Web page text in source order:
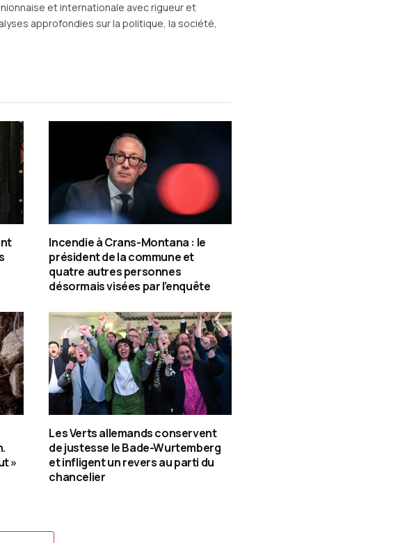
et internationale avec rigueur et
approfondies sur la politique, la société,
Incendie à Crans-Montana : le
président de la commune et
quatre autres personnes
désormais visées par l’enquête
»
Les Verts allemands conservent
de justesse le Bade-Wurtemberg
et infligent un revers au parti du
chancelier